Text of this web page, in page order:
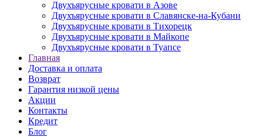
Двухъярусные кровати в Азове
Двухъярусные кровати в Славянске-на-Кубани
Двухъярусные кровати в Тихорецк
Двухъярусные кровати в Майкопе
Двухъярусные кровати в Туапсе
Главная
Доставка и оплата
Возврат
Гарантия низкой цены
Акции
Контакты
Кредит
Блог